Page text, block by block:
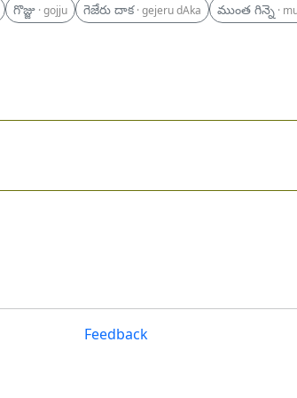
గొజ్జు · gojju గెజేరు దాక· gejeru dAka ముంత గిన్నె ·
Feedback